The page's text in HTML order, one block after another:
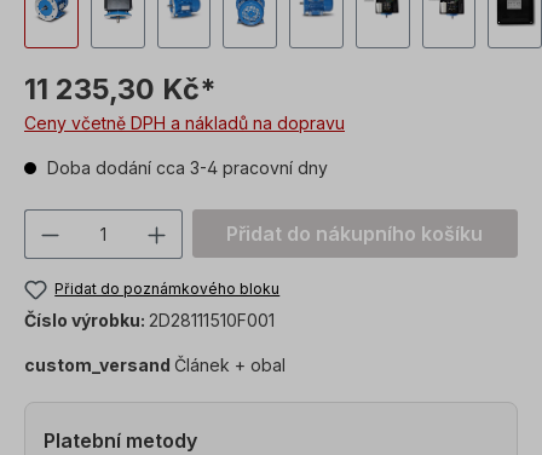
11 235,30 Kč*
Ceny včetně DPH a nákladů na dopravu
Doba dodání cca 3-4 pracovní dny
Množství produktu: Zadejte
Přidat do nákupního košíku
Přidat do poznámkového bloku
Číslo výrobku: 2D28111510F001
custom_versand Článek + obal
Platební metody